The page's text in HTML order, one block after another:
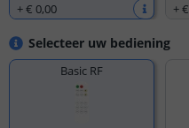
+€ 0,00
+
Selecteer uw bediening
Basic RF